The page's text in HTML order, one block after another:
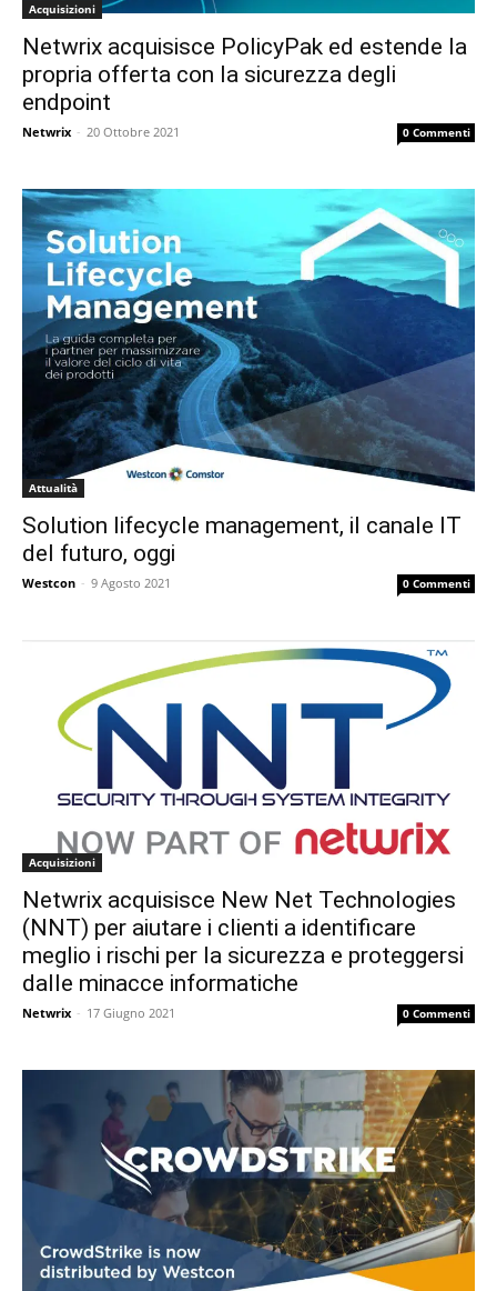
Acquisizioni
Netwrix acquisisce PolicyPak ed estende la
propria offerta con la sicurezza degli
endpoint
Netwrix - 20 Ottobre 2021 0 Commenti
Attualità
Solution lifecycle management, il canale IT
del futuro, oggi
Westcon - 9 Agosto 2021 0 Commenti
Acquisizioni
Netwrix acquisisce New Net Technologies
(NNT) per aiutare i clienti a identificare
meglio i rischi per la sicurezza e proteggersi
dalle minacce informatiche
Netwrix - 17 Giugno 2021 0 Commenti